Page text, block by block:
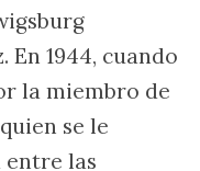
En 1944, cuando
la miembro de
se le
entre las